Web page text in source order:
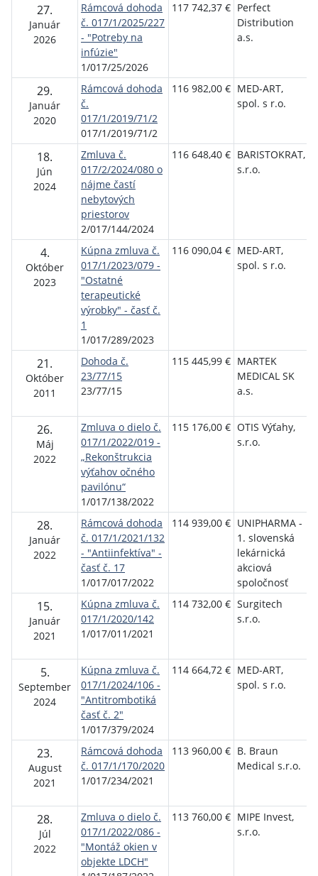
27.
Január
2026
Rámcová dohoda
č. 017/1/2025/227
- "Potreby na
infúzie"
1/017/25/2026
117 742,37 € Perfect
Distribution
a.s.
29.
Január
2020
Rámcová dohoda
č.
017/1/2019/71/2
017/1/2019/71/2
116 982,00 € MED-ART,
spol. s r.o.
18.
Jún
2024
Zmluva č.
017/2/2024/080 o
nájme častí
nebytových
priestorov
2/017/144/2024
116 648,40 € BARISTOKRAT,
s.r.o.
4.
Október
2023
Kúpna zmluva č.
017/1/2023/079 -
"Ostatné
terapeutické
výrobky" - časť č.
1
1/017/289/2023
116 090,04 € MED-ART,
spol. s r.o.
21.
Október
2011
Dohoda č.
23/77/15
23/77/15
115 445,99 € MARTEK
MEDICAL SK
a.s.
26.
Máj
2022
Zmluva o dielo č.
017/1/2022/019 -
„Rekonštrukcia
výťahov očného
pavilónu“
1/017/138/2022
115 176,00 € OTIS Výťahy,
s.r.o.
28.
Január
2022
Rámcová dohoda
č. 017/1/2021/132
- "Antiinfektíva" -
časť č. 17
1/017/017/2022
114 939,00 € UNIPHARMA -
1. slovenská
lekárnická
akciová
spoločnosť
15.
Január
2021
Kúpna zmluva č.
017/1/2020/142
1/017/011/2021
114 732,00 € Surgitech
s.r.o.
5.
September
2024
Kúpna zmluva č.
017/1/2024/106 -
"Antitrombotiká
časť č. 2"
1/017/379/2024
114 664,72 € MED-ART,
spol. s r.o.
23.
August
2021
Rámcová dohoda
č. 017/1/170/2020
1/017/234/2021
113 960,00 € B. Braun
Medical s.r.o.
28.
Júl
2022
Zmluva o dielo č.
017/1/2022/086 -
"Montáž okien v
objekte LDCH"
113 760,00 € MIPE Invest,
s.r.o.